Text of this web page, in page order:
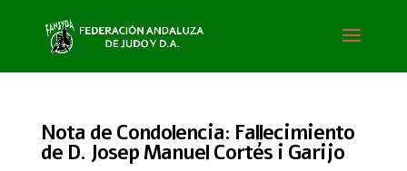
Nota de Condolencia: Fallecimiento
de D. Josep Manuel Cortés i Garijo